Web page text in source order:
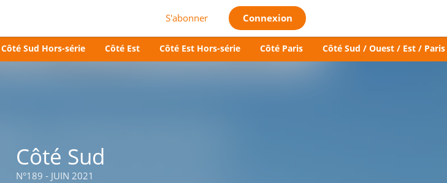
S'abonner Connexion
Côté Sud Hors-série Côté Est Côté Est Hors-série Côté Paris Côté Sud / Ouest / Est / Paris
Côté Sud
N°189 - JUIN 2021